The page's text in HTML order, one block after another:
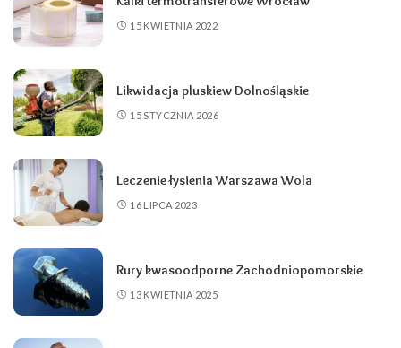
15 KWIETNIA 2022
Likwidacja pluskiew Dolnośląskie
15 STYCZNIA 2026
Leczenie łysienia Warszawa Wola
16 LIPCA 2023
Rury kwasoodporne Zachodniopomorskie
13 KWIETNIA 2025